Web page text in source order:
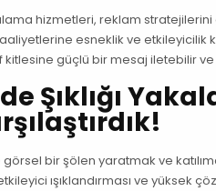
hizmetleri, reklam
esneklik ve
kitlesine güçlü bir mesaj iletebilir
Şıklığı
bir şölen yaratmak ve
ışıklandırması ve